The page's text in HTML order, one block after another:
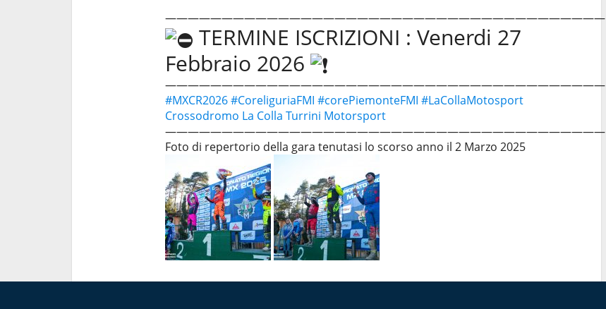
———————————————————————————————————————
TERMINE ISCRIZIONI : Venerdi 27
Febbraio 2026
———————————————————————————————————————
#MXCR2026#CoreliguriaFMI #corePiemonteFMI #LaCollaMotosport
Crossodromo La Colla Turrini Motorsport
———————————————————————————————————————
Foto di repertorio della gara tenutasi lo scorso anno il 2 Marzo 2025